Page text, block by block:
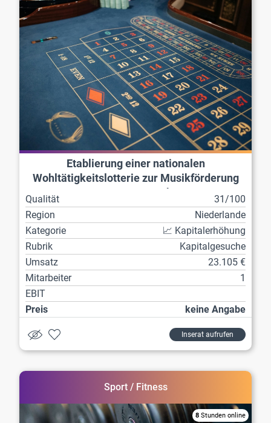
Etablierung einer nationalen
Wohltätigkeitslotterie zur Musikförderung
Qualität
31/100
Region
Niederlande
Kategorie
📈 Kapitalerhöhung
Rubrik
Kapitalgesuche
Umsatz
23.105 €
Mitarbeiter
1
EBIT
Preis
keine Angabe
Inserat aufrufen
Sport / Fitness
8 Stunden online